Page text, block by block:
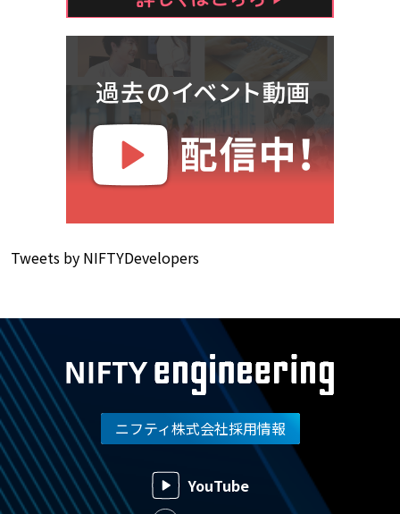
Tweets by NIFTYDevelopers
ニフティ株式会社採用情報
YouTube